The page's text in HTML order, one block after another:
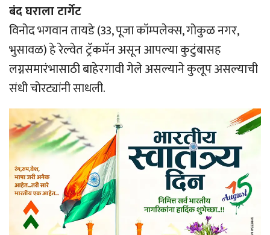
बंद घराला टार्गेट
विनोद भगवान तायडे (33, पूजा कॉम्पलेक्स, गोकुळ नगर,
भुसावळ) हे रेल्वेत ट्रॅकमॅन असून आपल्या कुटुंबासह
लग्नसमारंभासाठी बाहेरगावी गेले असल्याने कुलूप असल्याची
संधी चोरट्यांनी साधली.